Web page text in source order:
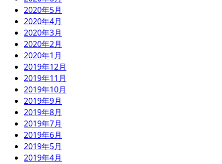
2020年5月
2020年4月
2020年3月
2020年2月
2020年1月
2019年12月
2019年11月
2019年10月
2019年9月
2019年8月
2019年7月
2019年6月
2019年5月
2019年4月